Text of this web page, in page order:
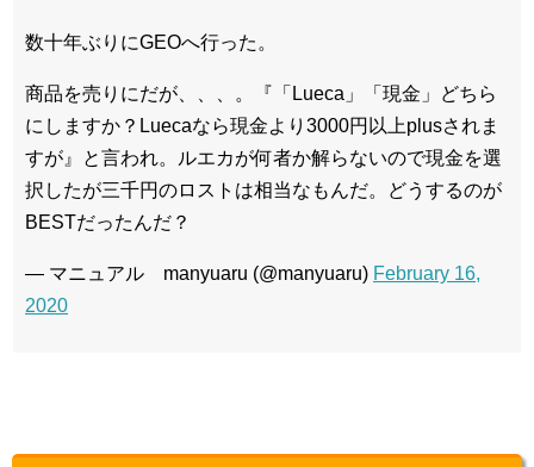
数十年ぶりにGEOへ行った。
商品を売りにだが、、、。『「Lueca」「現金」どちら
にしますか？Luecaなら現金より3000円以上plusされま
すが』と言われ。ルエカが何者か解らないので現金を選
択したが三千円のロストは相当なもんだ。どうするのが
BESTだったんだ？
— マニュアル manyuaru (@manyuaru) February 16,
2020